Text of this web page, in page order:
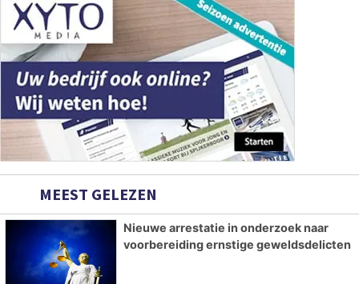
MEEST GELEZEN
Nieuwe arrestatie in onderzoek naar
voorbereiding ernstige geweldsdelicten